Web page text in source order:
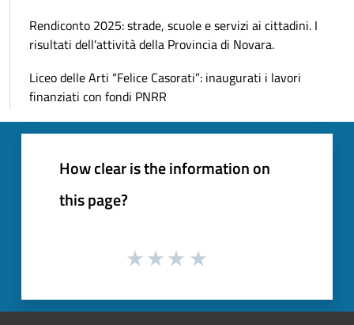
Rendiconto 2025: strade, scuole e servizi ai cittadini. I
risultati dell'attività della Provincia di Novara.
Liceo delle Arti “Felice Casorati”: inaugurati i lavori
finanziati con fondi PNRR
How clear is the information on
this page?